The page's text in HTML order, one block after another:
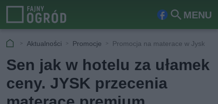
MENU
Fa
ook
Szu
Aktualności Promocje Promocja na materace w Jysk
Sen jak w hotelu za ułamek
ceny. JYSK przecenia